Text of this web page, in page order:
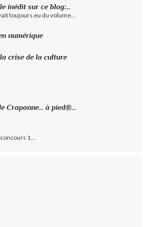
inédit sur ce blog:...
toujours eu du volume...
numérique
crise de la culture
Craponne... à pied®...
1...